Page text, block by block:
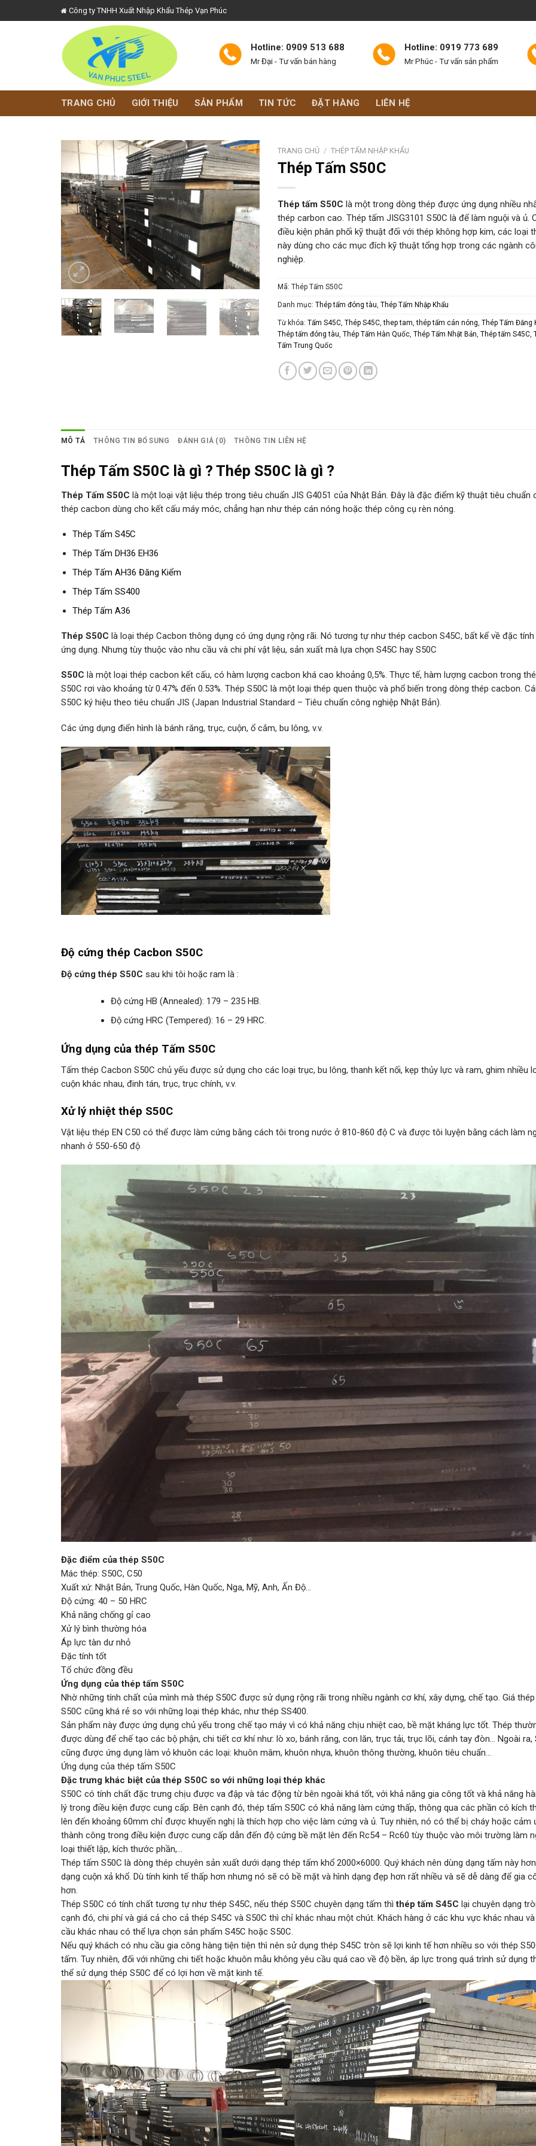
to
Công ty TNHH Xuất Nhập Khẩu Thép Vạn Phúc
Hotline: 0909 513 688
Mr Đại - Tư vấn bán hàng
Hotline: 0919 773 689
Mr Phúc - Tư vấn sản phẩm
TRANG CHỦ GIỚI THIỆU SẢN PHẨM TIN TỨC ĐẶT HÀNG LIÊN HỆ
TRANG CHỦ / THÉP TẤM NHẬP KHẨU
Thép Tấm S50C
Thép tấm S50C là một trong dòng thép được ứng dụng nhiều
thép carbon cao. Thép tấm JISG3101 S50C là để làm nguội và ủ.
điều kiện phân phối kỹ thuật đối với thép không hợp kim, các loại
này dùng cho các mục đích kỹ thuật tổng hợp trong các ngành
nghiệp.
Mã:Thép Tấm S50C
Danh mục:Thép tấm đóng tàu,Thép Tấm Nhập Khẩu
Từ khóa:Tấm S45C,Thép S45C,thep tam,thép tấm cán nóng,Thép Tấm Đăng
Thép tấm đóng tàu,Thép Tấm Hàn Quốc,Thép Tấm Nhật Bản,Thép tấm S45C,
Tấm Trung Quốc
MÔ TẢ THÔNG TIN BỔ SUNG ĐÁNH GIÁ (0) THÔNG TIN LIÊN HỆ
Thép Tấm S50C là gì ? Thép S50C là gì ?
Thép Tấm S50C là một loại vật liệu thép trong tiêu chuẩn JIS G4051 của Nhật Bản. Đây là đặc điểm kỹ thuật tiêu chuẩn
thép cacbon dùng cho kết cấu máy móc, chẳng hạn như thép cán nóng hoặc thép công cụ rèn nóng.
Thép Tấm S45C
Thép Tấm DH36 EH36
Thép Tấm AH36 Đăng Kiểm
Thép Tấm SS400
Thép Tấm A36
Thép S50C là loại thép Cacbon thông dụng có ứng dụng rộng rãi. Nó tương tự như thép cacbon S45C, bất kể về đặc tính
ứng dụng. Nhưng tùy thuộc vào nhu cầu và chi phí vật liệu, sản xuất mà lựa chọn S45C hay S50C
S50C là một loại thép cacbon kết cấu, có hàm lượng cacbon khá cao khoảng 0,5%. Thực tế, hàm lượng cacbon trong
S50C rơi vào khoảng từ 0.47% đến 0.53%. Thép S50C là một loại thép quen thuộc và phổ biến trong dòng thép cacbon.
S50C ký hiệu theo tiêu chuẩn JIS (Japan Industrial Standard – Tiêu chuẩn công nghiệp Nhật Bản).
Các ứng dụng điển hình là bánh răng, trục, cuộn, ổ cắm, bu lông, v.v.
Độ cứng thép Cacbon S50C
Độ cứng thép S50C sau khi tôi hoặc ram là :
Độ cứng HB (Annealed): 179 – 235 HB.
Độ cứng HRC (Tempered): 16 – 29 HRC.
Ứng dụng của thép Tấm S50C
Tấm thép Cacbon S50C chủ yếu được sử dụng cho các loại trục, bu lông, thanh kết nối, kẹp thủy lực và ram, ghim nhiều
cuộn khác nhau, đinh tán, trục, trục chính, v.v.
Xử lý nhiệt thép S50C
Vật liệu thép EN C50 có thể được làm cứng bằng cách tôi trong nước ở 810-860 độ C và được tôi luyện bằng cách làm
nhanh ở 550-650 độ
Đặc điểm của thép S50C
Mác thép: S50C, C50
Xuất xứ: Nhật Bản, Trung Quốc, Hàn Quốc, Nga, Mỹ, Anh, Ấn Độ…
Độ cứng: 40 – 50 HRC
Khả năng chống gỉ cao
Xử lý bình thường hóa
Áp lực tàn dư nhỏ
Đặc tính tốt
Tổ chức đồng đều
Ứng dụng của thép tấm S50C
Nhờ những tính chất của mình mà thép S50C được sử dụng rộng rãi trong nhiều ngành cơ khí, xây dựng, chế tạo. Giá
S50C cũng khá rẻ so với những loại thép khác, như thép SS400.
Sản phẩm này được ứng dụng chủ yếu trong chế tạo máy vì có khả năng chịu nhiệt cao, bề mặt kháng lực tốt. Thép
được dùng để chế tạo các bộ phận, chi tiết cơ khí như: lò xo, bánh răng, con lăn, trục tải, trục lõi, cánh tay đòn… Ngoài ra,
cũng được ứng dụng làm vỏ khuôn các loại: khuôn mâm, khuôn nhựa, khuôn thông thường, khuôn tiêu chuẩn…
Ứng dụng của thép tấm S50C
Đặc trưng khác biệt của thép S50C so với những loại thép khác
S50C có tính chất đặc trưng chịu được va đập và tác động từ bên ngoài khá tốt, với khả năng gia công tốt và khả năng
lý trong điều kiện được cung cấp. Bên cạnh đó, thép tấm S50C có khả năng làm cứng thấp, thông qua các phần có kích
lên đến khoảng 60mm chỉ được khuyến nghị là thích hợp cho việc làm cứng và ủ. Tuy nhiên, nó có thể bị cháy hoặc cảm
thành công trong điều kiện được cung cấp dẫn đến độ cứng bề mặt lên đến Rc54 – Rc60 tùy thuộc vào môi trường làm
loại thiết lập, kích thước phần,…
Thép tấm S50C là dòng thép chuyên sản xuất dưới dạng thép tấm khổ 2000×6000. Quý khách nên dùng dạng tấm này
dạng cuộn xả khổ. Dù tính kinh tế thấp hơn nhưng nó sẽ có bề mặt và hình dạng đẹp hơn rất nhiều và sẽ dễ dàng để gia
hơn.
Thép S50C có tính chất tương tự như thép S45C, nếu thép S50C chuyên dạng tấm thìthép tấm S45C lại chuyên dạng
cạnh đó, chi phí và giá cả cho cả thép S45C và S50C thì chỉ khác nhau một chút. Khách hàng ở các khu vực khác nhau
cầu khác nhau có thể lựa chọn sản phẩm S45C hoặc S50C.
Nếu quý khách có nhu cầu gia công hàng tiện tiện thì nên sử dụng thép S45C tròn sẽ lợi kinh tế hơn nhiều so với thép
tấm. Tuy nhiên, đối với những chi tiết hoặc khuôn mẫu không yêu cầu quá cao về độ bền, áp lực trong quá trình sử dụng
thể sử dụng thép S50C để có lợi hơn về mặt kinh tế.